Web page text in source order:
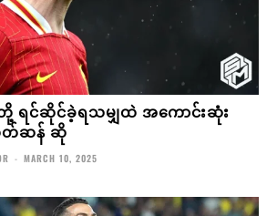
ရင်ဆိုင်ခဲ့ရသမျှထဲ အကောင်းဆုံး
တ်ဆန် ဆို
- MARCH 10, 2025